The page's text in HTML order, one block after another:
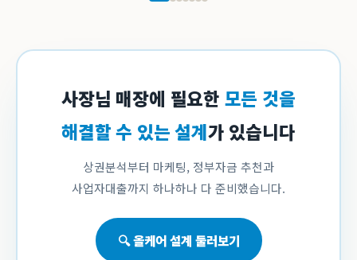
사장님 매장에 필요한 모든 것을
해결할 수 있는 설계가 있습니다
상권분석부터 마케팅, 정부자금 추천과
사업자대출까지 하나하나 다 준비했습니다.
🔍 올케어 설계 둘러보기